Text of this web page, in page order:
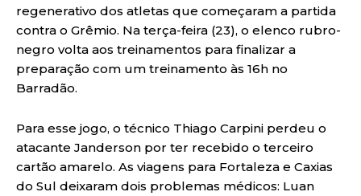
regenerativo dos atletas que começaram a partida
contra o Grêmio. Na terça-feira (23), o elenco rubro-
negro volta aos treinamentos para finalizar a
preparação com um treinamento às 16h no
Barradão.
Para esse jogo, o técnico Thiago Carpini perdeu o
atacante Janderson por ter recebido o terceiro
cartão amarelo. As viagens para Fortaleza e Caxias
do Sul deixaram dois problemas médicos: Luan